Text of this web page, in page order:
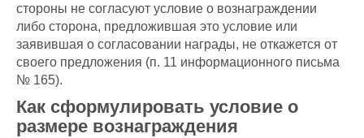
стороны не согласуют условие о вознаграждении
либо сторона, предложившая это условие или
заявившая о согласовании награды, не откажется от
своего предложения (п. 11 информационного письма
№ 165).
Как сформулировать условие о
размере вознаграждения